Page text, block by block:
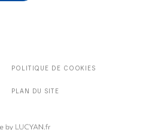
POLITIQUE DE COOKIES
PLAN DU SITE